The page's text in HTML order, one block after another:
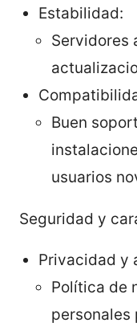
Estabilidad:
Servidores
Buen
usuarios
Seguridad y
Privacidad y
Política de
personales